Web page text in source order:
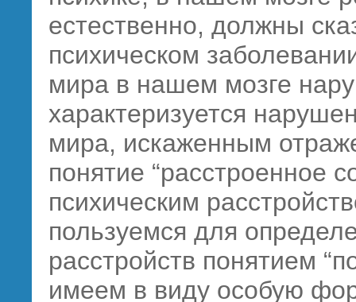
естественно, должны
психическом
мира в нашем мозге
характеризуется
мира, искаженным
понятие “расстроенное
психическим
пользуемся для
расстройств понятием
имеем в виду особую